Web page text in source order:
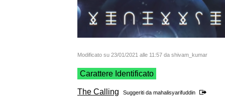
Modificato su 23/01/2021 alle 11:57 da shivam_kumar
Carattere Identificato
The Calling Suggeriti da mahalisyarifuddin